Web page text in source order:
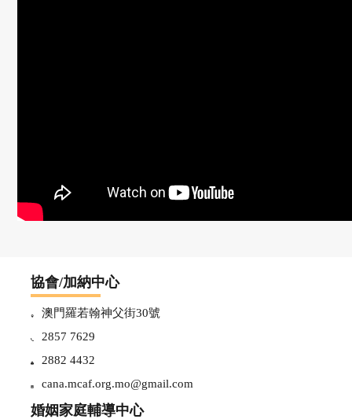
中
協會/加納中心
澳門羅若翰神父街30號
2857 7629
2882 4432
cana.mcaf.org.mo@gmail.com
婚姻家庭輔導中心